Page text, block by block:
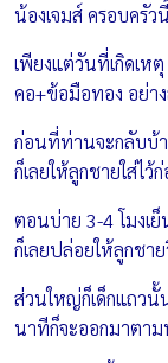
น้องเจมส์ ครอบครั
เพียงแต่วันที่เกิดเห
คอ+ข้อมือทอง อย่า
ก่อนที่ท่านจะกลับบ้
ก็เลยให้ลูกชายใส่ไว้
ตอนบ่าย 3-4 โมงเ
ก็เลยปล่อยให้ลูกชา
ส่วนใหญ่ก็เด็กแถว
นาทีก็จะออกมาตา